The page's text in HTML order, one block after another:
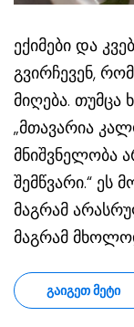
ექიმები და
გვირჩევენ,
მიღება. თუმცა
„მთავარია
მნიშვნელობა
შემწვარი.“ ეს
მაგრამ
მაგრამ
ᲒᲐᲘᲒᲔᲗ ᲛᲔᲢᲘ